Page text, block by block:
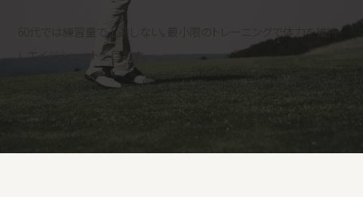
60代では練習量で上達しない。最小限のトレーニングで体力を維持
しエイジシュートを目指す。